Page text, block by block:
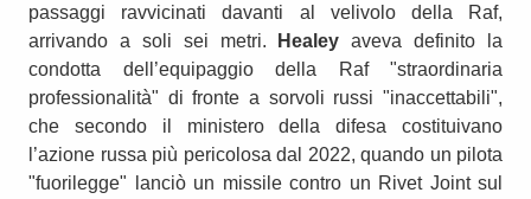
passaggi ravvicinati davanti al velivolo della Raf,
arrivando a soli sei metri.
Healey aveva definito la
condotta dell’equipaggio della Raf "straordinaria
professionalità" di fronte a sorvoli russi "inaccettabili",
che secondo il ministero della difesa costituivano
l’azione russa più pericolosa dal 2022, quando un pilota
"fuorilegge" lanciò un missile contro un Rivet Joint sul